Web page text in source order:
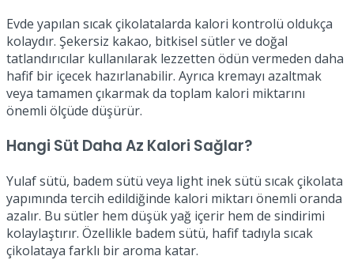
Evde yapılan sıcak çikolatalarda kalori kontrolü oldukça
kolaydır. Şekersiz kakao, bitkisel sütler ve doğal
tatlandırıcılar kullanılarak lezzetten ödün vermeden daha
hafif bir içecek hazırlanabilir. Ayrıca kremayı azaltmak
veya tamamen çıkarmak da toplam kalori miktarını
önemli ölçüde düşürür.
Hangi Süt Daha Az Kalori Sağlar?
Yulaf sütü, badem sütü veya light inek sütü sıcak çikolata
yapımında tercih edildiğinde kalori miktarı önemli oranda
azalır. Bu sütler hem düşük yağ içerir hem de sindirimi
kolaylaştırır. Özellikle badem sütü, hafif tadıyla sıcak
çikolataya farklı bir aroma katar.